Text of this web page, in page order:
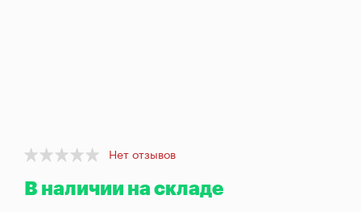
Коптильни
Item
of
Нет отзывов
В наличии на складе